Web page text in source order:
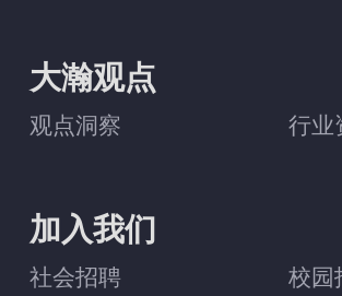
大瀚观点
观点洞察 行业
加入我们
社会招聘 校园